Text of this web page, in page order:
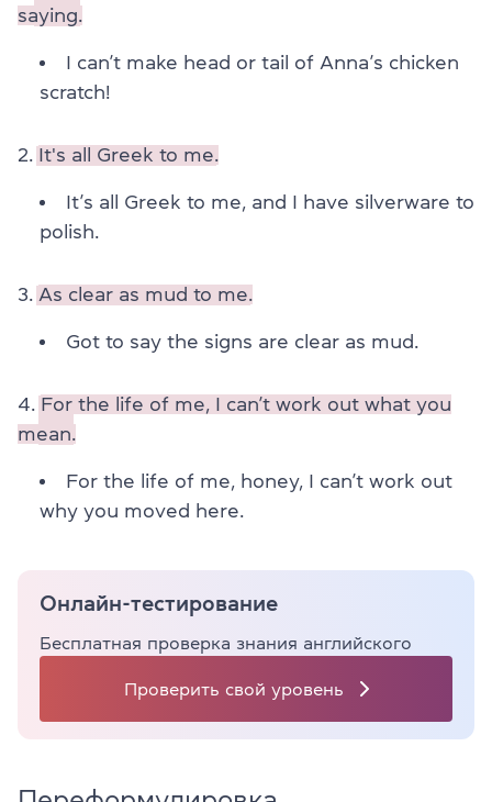
saying.
I can’t make head or tail of Anna’s chicken
scratch!
2. It's all Greek to me.
It’s all Greek to me, and I have silverware to
polish.
3. As clear as mud to me.
Got to say the signs are clear as mud.
4. For the life of me, I can’t work out what you
mean.
For the life of me, honey, I can’t work out
why you moved here.
Онлайн-тестирование
Бесплатная проверка знания английского
Проверить свой уровень